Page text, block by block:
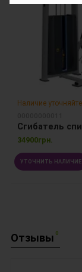
Наличие уточняйте
Сгибатель
34900грн.
УТОЧНИТЬ НАЛИЧИЕ
Отзывы 0